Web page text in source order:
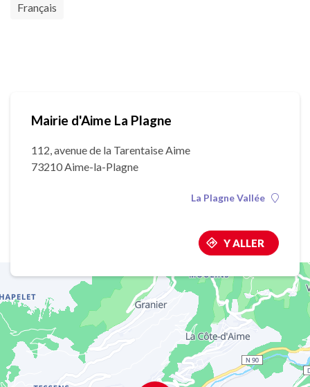
Français
Mairie d'Aime La Plagne
112, avenue de la Tarentaise Aime
73210 Aime-la-Plagne
La Plagne Vallée
Y ALLER